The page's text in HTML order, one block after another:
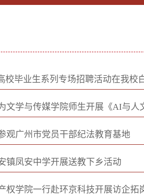
校毕业生系列专场招聘活动在我校
文学与传媒学院师生开展《AI与人
观广州市党员干部纪法教育基地
镇凤安中学开展送教下乡活动
权学院一行赴环京科技开展访企拓